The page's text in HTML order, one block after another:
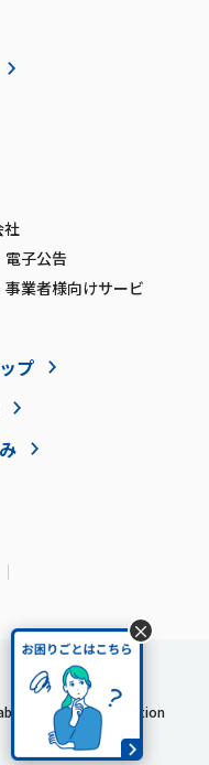
社
電子公告
事業者様向けサービ
プ
Network Corporation
×